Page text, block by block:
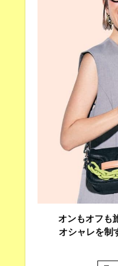
オンもオフも
オシャレを制